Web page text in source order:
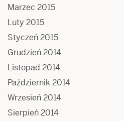
Marzec 2015
Luty 2015
Styczeń 2015
Grudzień 2014
Listopad 2014
Październik 2014
Wrzesień 2014
Sierpień 2014